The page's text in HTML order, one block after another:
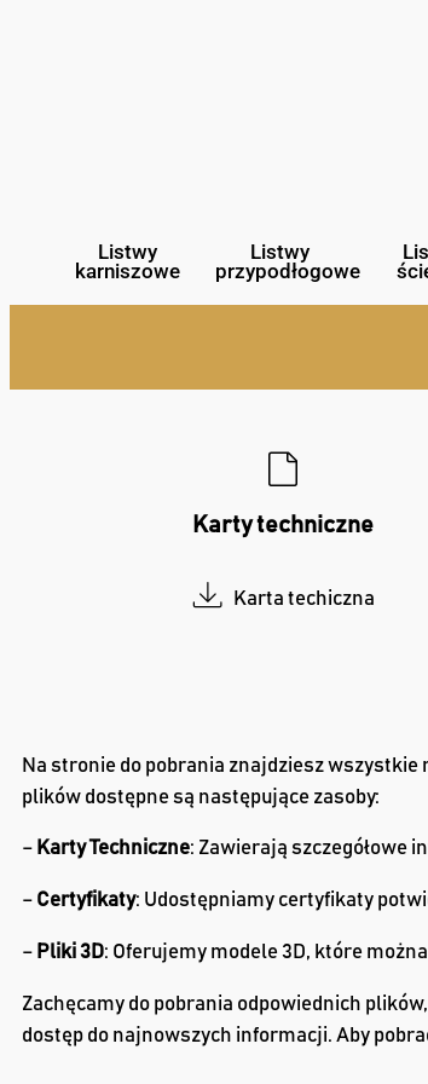
Listwy
karniszowe
Listwy
przypodłogowe
Karty techniczne
Karta techiczna
Na stronie do pobrania znajdziesz
plików dostępne są następujące zasoby:
– Karty Techniczne: Zawierają szczegółowe
– Certyfikaty: Udostępniamy certyfikaty
– Pliki 3D: Oferujemy modele 3D, które
Zachęcamy do pobrania odpowiednich
dostęp do najnowszych informacji. Aby